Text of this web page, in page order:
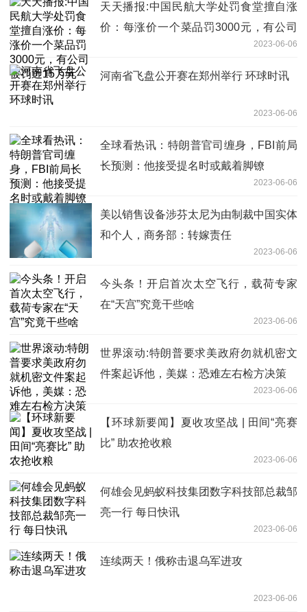
天天播报:中国民航大学处罚食堂擅自涨
价：每涨价一个菜品罚3000元，有公司
2023-06-06
河南省飞盘公开赛在郑州举行 环球时讯
2023-06-06
全球看热讯：特朗普官司缠身，FBI前局
长预测：他接受提名时或戴着脚镣
2023-06-06
美以销售设备涉芬太尼为由制裁中国实体
和个人，商务部：转嫁责任
2023-06-06
今头条！开启首次太空飞行，载荷专家
在“天宫”究竟干些啥
2023-06-06
世界滚动:特朗普要求美政府勿就机密文
件案起诉他，美媒：恐难左右检方决策
2023-06-06
【环球新要闻】夏收攻坚战 | 田间“亮赛
比” 助农抢收粮
2023-06-06
何雄会见蚂蚁科技集团数字科技部总裁邹
亮一行 每日快讯
2023-06-06
连续两天！俄称击退乌军进攻
2023-06-06